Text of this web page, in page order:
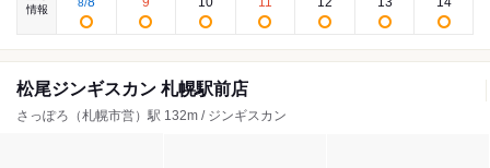
情報
8/
松尾ジンギスカン 札幌駅前店
さっぽろ（札幌市営）駅 132m / ジンギスカン